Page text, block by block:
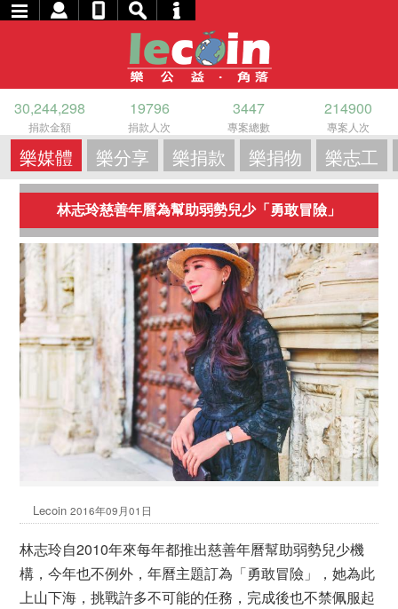
30,244,298
捐款金額
19796
捐款人次
3447
專案總數
214900
專案人次
樂媒體 樂分享 樂捐款 樂捐物 樂志工
林志玲慈善年曆為幫助弱勢兒少「勇敢冒險」
Lecoin2016年09月01日
林志玲自2010年來每年都推出慈善年曆幫助弱勢兒少機
構，今年也不例外，年曆主題訂為「勇敢冒險」，她為此
上山下海，挑戰許多不可能的任務，完成後也不禁佩服起